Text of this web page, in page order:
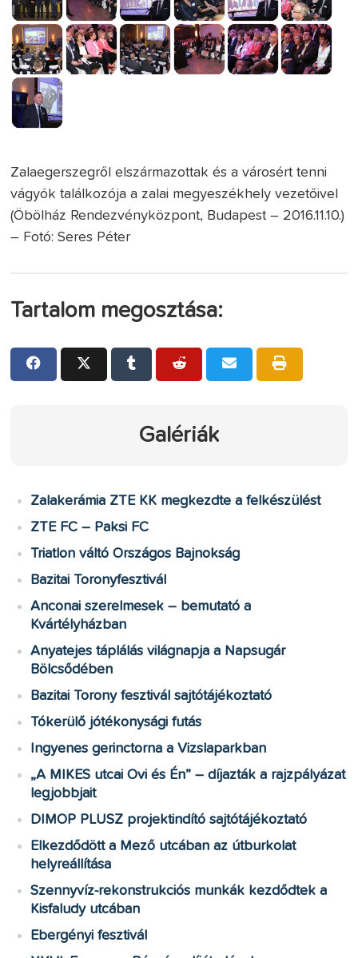
Zalaegerszegről elszármazottak és a városért tenni
vágyók találkozója a zalai megyeszékhely vezetőivel
(Öbölház Rendezvényközpont, Budapest – 2016.11.10.)
– Fotó: Seres Péter
Tartalom megosztása:
Galériák
Zalakerámia ZTE KK megkezdte a felkészülést
ZTE FC – Paksi FC
Triatlon váltó Országos Bajnokság
Bazitai Toronyfesztivál
Anconai szerelmesek – bemutató a
Kvártélyházban
Anyatejes táplálás világnapja a Napsugár
Bölcsődében
Bazitai Torony fesztivál sajtótájékoztató
Tókerülő jótékonysági futás
Ingyenes gerinctorna a Vizslaparkban
„A MIKES utcai Ovi és Én” – díjazták a rajzpályázat
legjobbjait
DIMOP PLUSZ projektindító sajtótájékoztató
Elkezdődött a Mező utcában az útburkolat
helyreállítása
Szennyvíz-rekonstrukciós munkák kezdődtek a
Kisfaludy utcában
Ebergényi fesztivál